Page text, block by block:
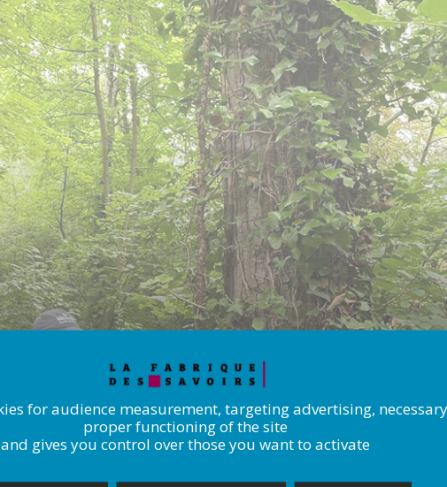
for audience measurement, targeting advertising,
proper functioning of the site
and gives you control over those you want to activate